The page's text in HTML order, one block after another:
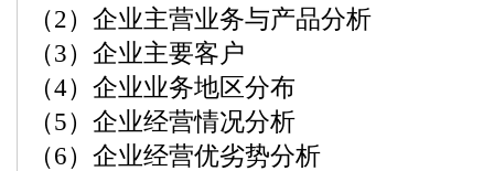
（2）企业主营业务与产品分析
（3）企业主要客户
（4）企业业务地区分布
（5）企业经营情况分析
（6）企业经营优劣势分析